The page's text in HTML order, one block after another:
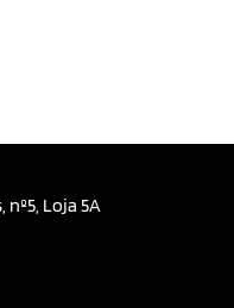
nº5, Loja 5A